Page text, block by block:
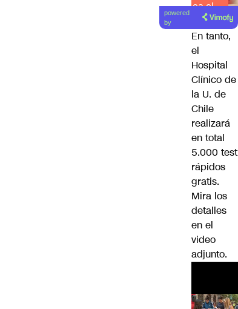
Lea el
artículo
powered
by
En tanto,
el
Hospital
Clínico de
la U. de
Chile
realizará
en total
5.000 test
rápidos
gratis.
Mira los
detalles
en el
video
adjunto.